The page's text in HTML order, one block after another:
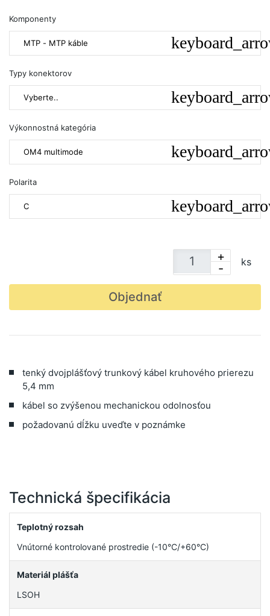
Komponenty
MTP - MTP káble
Typy konektorov
Vyberte..
Výkonnostná kategória
OM4 multimode
Polarita
C
+
-
ks
Objednať
tenký dvojplášťový trunkový kábel kruhového prierezu
5,4 mm
kábel so zvýšenou mechanickou odolnosťou
požadovanú dĺžku uveďte v poznámke
Technická špecifikácia
Teplotný rozsah
Vnútorné kontrolované prostredie (-10°C/+60°C)
Materiál plášťa
LSOH